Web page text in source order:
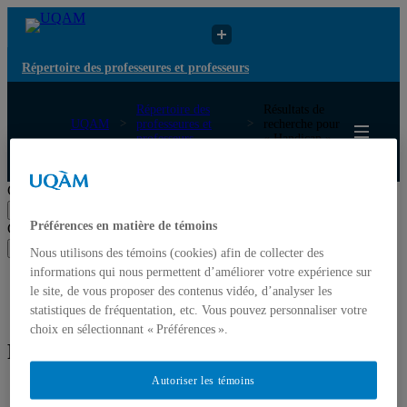
Répertoire des professeures et professeurs
UQAM
Répertoire des
professeures et
professeurs
Résultats de
recherche pour
« Handicap »
Répertoire des professeures et professeurs
Chercher par nom ou par expertise
Chercher par nom ou par expertise
Soumettre la recherche
Liste des professeures et professeurs par départements et
écoles
Mettre à jour votre fiche
Résultats de recherche pour « Handicap »
Préférences en matière de témoins
Nous utilisons des témoins (cookies) afin de collecter des
informations qui nous permettent d’améliorer votre expérience sur
le site, de vous proposer des contenus vidéo, d’analyser les
statistiques de fréquentation, etc. Vous pouvez personnaliser votre
choix en sélectionnant « Préférences ».
Autoriser les témoins